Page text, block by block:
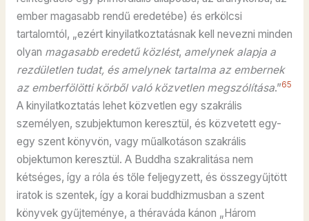
ember magasabb rendű eredetébe) és erkölcsi
tartalomtól, „ezért kinyilatkoztatásnak kell nevezni minden
olyan magasabb eredetű közlést, amelynek alapja a
rezdületlen tudat, és amelynek tartalma az embernek
az emberfölötti körből való közvetlen megszólítása.”65
A kinyilatkoztatás lehet közvetlen egy szakrális
személyen, szubjektumon keresztül, és közvetett egy-
egy szent könyvön, vagy műalkotáson szakrális
objektumon keresztül. A Buddha szakralitása nem
kétséges, így a róla és tőle feljegyzett, és összegyűjtött
iratok is szentek, így a korai buddhizmusban a szent
könyvek gyűjteménye, a théraváda kánon „Három